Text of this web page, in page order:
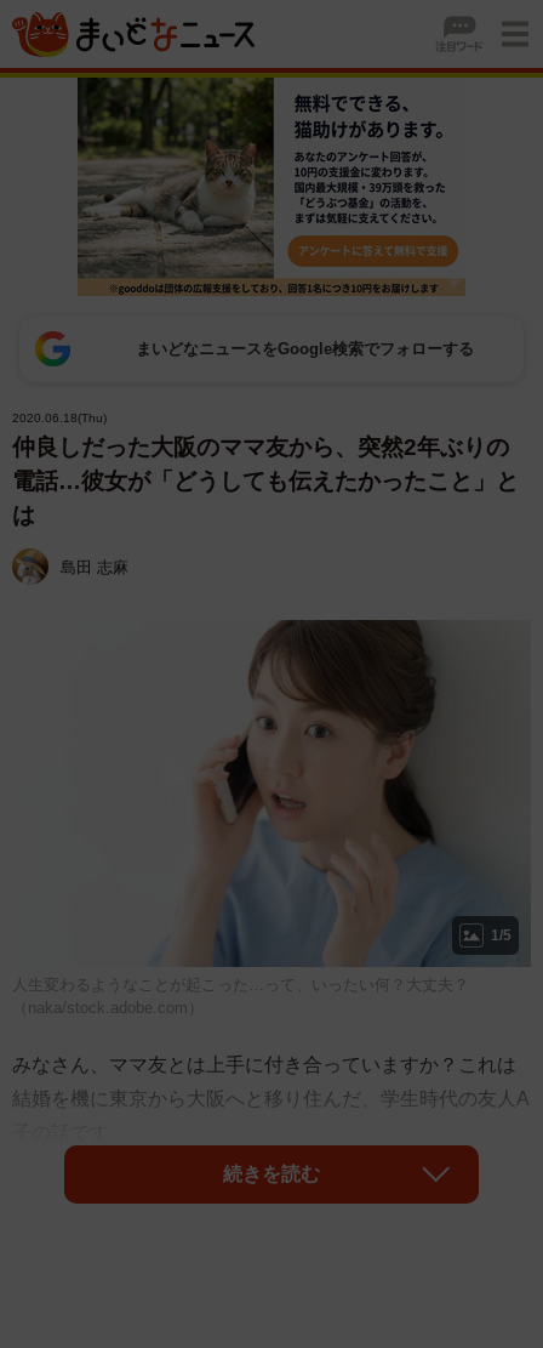
まいどなニュースをGoogle検索でフォローする
2020.06.18(Thu)
仲良しだった大阪のママ友から、突然2年ぶりの
電話…彼女が「どうしても伝えたかったこと」と
は
島田 志麻
1/5
人生変わるようなことが起こった…って、いったい何？大丈夫？
（naka/stock.adobe.com）
みなさん、ママ友とは上手に付き合っていますか？これは
結婚を機に東京から大阪へと移り住んだ、学生時代の友人A
◇ ◇
続きを読む